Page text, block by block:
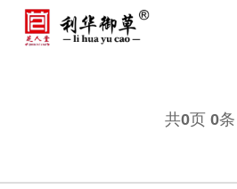
共0页 0条